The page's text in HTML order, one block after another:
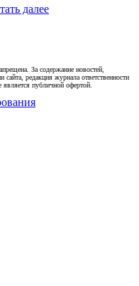
далее
За содержание новостей,
редакция журнала ответственности
является публичной офертой.